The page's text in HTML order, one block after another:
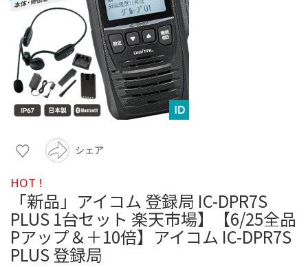
シェア
HOT !
「新品」アイコム 登録局 IC-DPR7S
PLUS 1台セット 楽天市場】【6/25全品
Pアップ＆＋10倍】アイコム IC-DPR7S
PLUS 登録局